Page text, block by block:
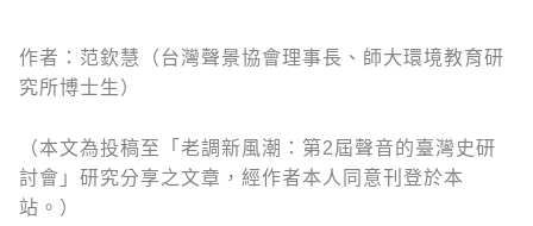
作者：范欽慧（台灣聲景協會理事長、師大環境教育研
究所博士生）
（本文為投稿至「老調新風潮：第2屆聲音的臺灣史研
討會」研究分享之文章，經作者本人同意刊登於本
站。）